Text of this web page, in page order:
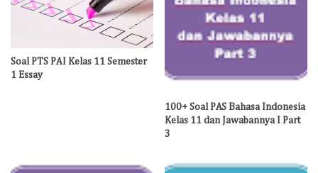
Soal PTS PAI Kelas 11 Semester
1 Essay
100+ Soal PAS Bahasa Indonesia
Kelas 11 dan Jawabannya I Part
3